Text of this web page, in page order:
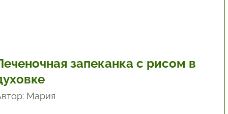
запеканка с рисом в
Мария